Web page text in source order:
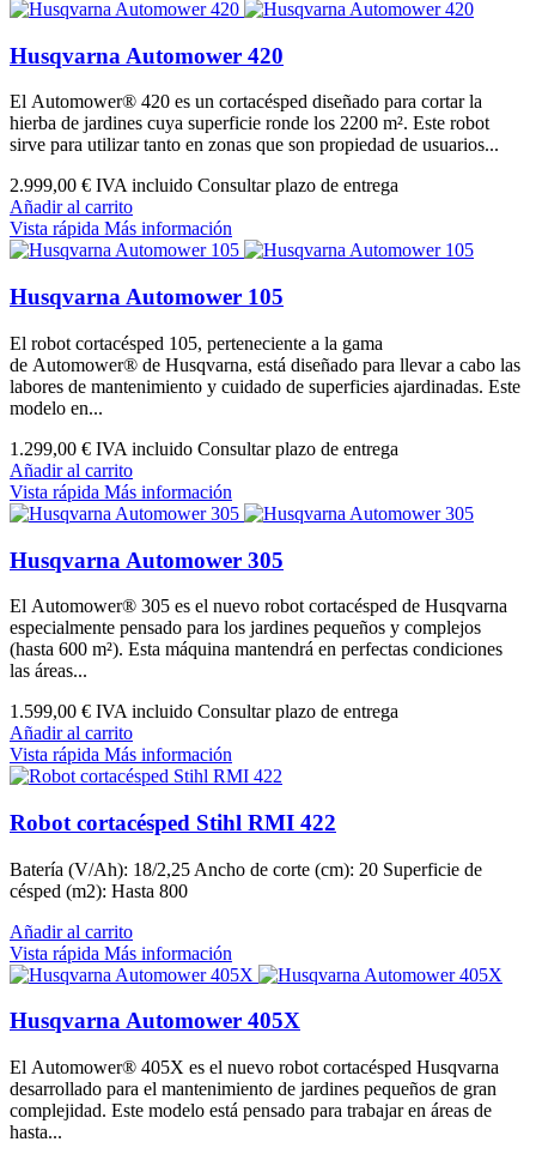
Husqvarna Automower 420
El Automower® 420 es un cortacésped diseñado para cortar la
hierba de jardines cuya superficie ronde los 2200 m². Este robot
sirve para utilizar tanto en zonas que son propiedad de usuarios...
2.999,00 € IVA incluido Consultar plazo de entrega
Añadir al carrito
Vista rápida Más información
Husqvarna Automower 105
El robot cortacésped 105, perteneciente a la gama
de Automower® de Husqvarna, está diseñado para llevar a cabo las
labores de mantenimiento y cuidado de superficies ajardinadas. Este
modelo en...
1.299,00 € IVA incluido Consultar plazo de entrega
Añadir al carrito
Vista rápida Más información
Husqvarna Automower 305
El Automower® 305 es el nuevo robot cortacésped de Husqvarna
especialmente pensado para los jardines pequeños y complejos
(hasta 600 m²). Esta máquina mantendrá en perfectas condiciones
las áreas...
1.599,00 € IVA incluido Consultar plazo de entrega
Añadir al carrito
Vista rápida Más información
Robot cortacésped Stihl RMI 422
Batería (V/Ah): 18/2,25 Ancho de corte (cm): 20 Superficie de
césped (m2): Hasta 800
Añadir al carrito
Vista rápida Más información
Husqvarna Automower 405X
El Automower® 405X es el nuevo robot cortacésped Husqvarna
desarrollado para el mantenimiento de jardines pequeños de gran
complejidad. Este modelo está pensado para trabajar en áreas de
hasta...